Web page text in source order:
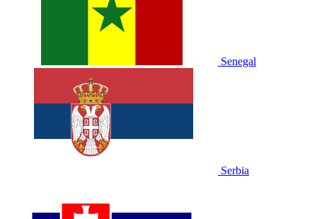
Senegal
Serbia